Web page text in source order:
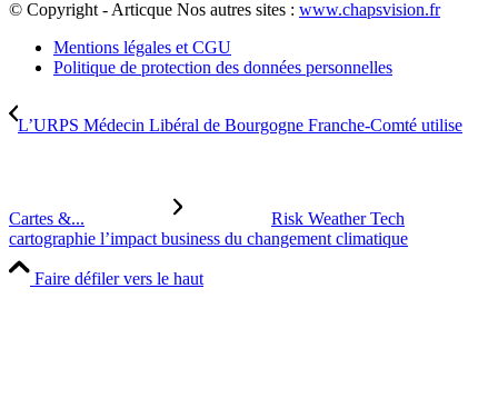
© Copyright - Articque Nos autres sites : www.chapsvision.fr
Mentions légales et CGU
Politique de protection des données personnelles
L’URPS Médecin Libéral de Bourgogne Franche-Comté utilise
Cartes &...
Risk Weather Tech
cartographie l’impact business du changement climatique
Faire défiler vers le haut